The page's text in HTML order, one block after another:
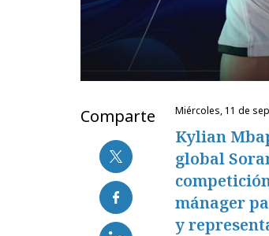
Comparte miércoles, 11 de
Kylian
global
mánager
y